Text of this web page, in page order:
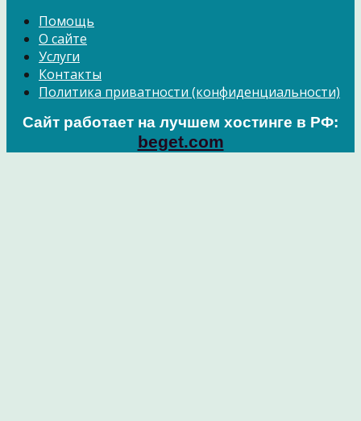
Помощь
О сайте
Услуги
Контакты
Политика приватности (конфиденциальности)
Сайт работает на лучшем хостинге в РФ:
beget.com